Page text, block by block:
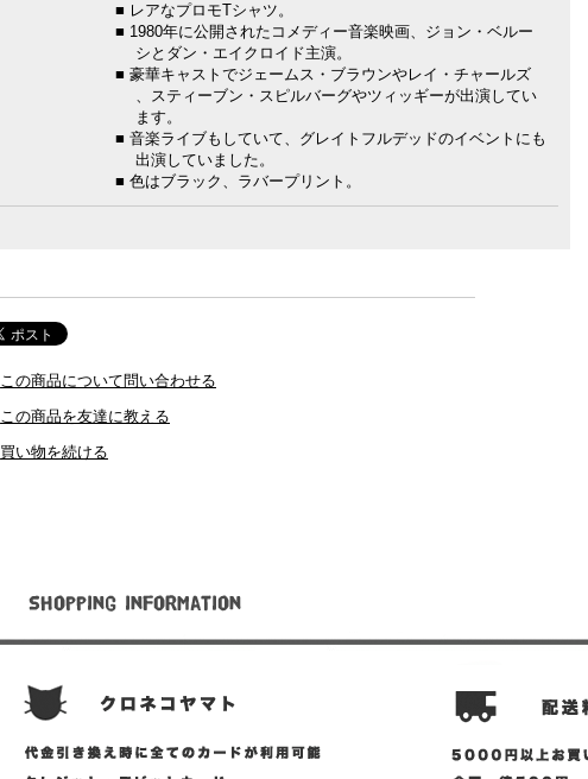
■ レアなプロモTシャツ。
■ 1980年に公開されたコメディー音楽映画、ジョン・ベルー
シとダン・エイクロイド主演。
■ 豪華キャストでジェームス・ブラウンやレイ・チャールズ
、スティーブン・スピルバーグやツィッギーが出演してい
ます。
■ 音楽ライブもしていて、グレイトフルデッドのイベントにも
出演していました。
■ 色はブラック、ラバープリント。
この商品について問い合わせる
この商品を友達に教える
買い物を続ける